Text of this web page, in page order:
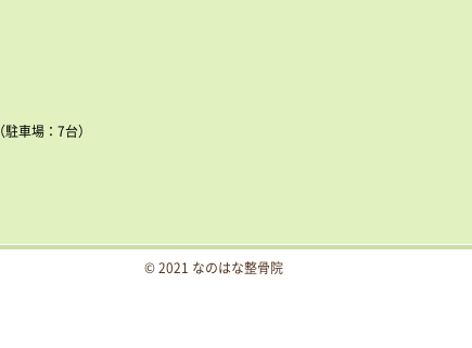
（駐車場：7台）
© 2021 なのはな整骨院